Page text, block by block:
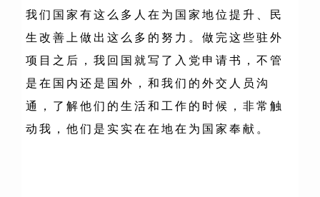
我们国家有这么多人在为国家地位提升、民
生改善上做出这么多的努力。做完这些驻外
项目之后，我回国就写了入党申请书，不管
是在国内还是国外，和我们的外交人员沟
通，了解他们的生活和工作的时候，非常触
动我，他们是实实在在地在为国家奉献。